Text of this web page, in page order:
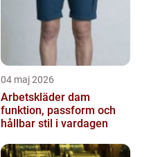
04 maj 2026
Arbetskläder dam
funktion, passform och
hållbar stil i vardagen